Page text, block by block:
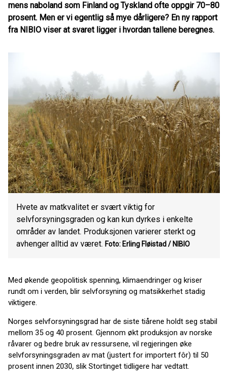
mens naboland som Finland og Tyskland ofte oppgir 70–80
prosent. Men er vi egentlig så mye dårligere? En ny rapport
fra NIBIO viser at svaret ligger i hvordan tallene beregnes.
Hvete av matkvalitet er svært viktig for
selvforsyningsgraden og kan kun dyrkes i enkelte
områder av landet. Produksjonen varierer sterkt og
avhenger alltid av været. Foto: Erling Fløistad / NIBIO
Med økende geopolitisk spenning, klimaendringer og kriser
rundt om i verden, blir selvforsyning og matsikkerhet stadig
viktigere.
Norges selvforsyningsgrad har de siste tiårene holdt seg stabil
mellom 35 og 40 prosent. Gjennom økt produksjon av norske
råvarer og bedre bruk av ressursene, vil regjeringen øke
selvforsyningsgraden av mat (justert for importert fôr) til 50
prosent innen 2030, slik Stortinget tidligere har vedtatt.